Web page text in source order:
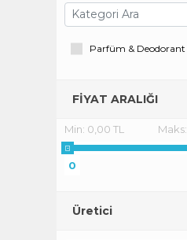
Parfüm & Deodorant
FİYAT ARALIĞI
Min: 0,00 TL Maks:
0
Üretici